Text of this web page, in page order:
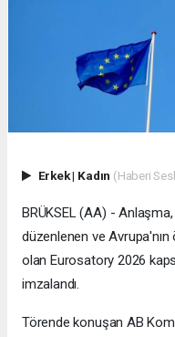
Erkek| Kadın (Haberi
BRÜKSEL (AA) -
düzenlenen ve
olan Eurosatory 2026
imzalandı.
Törende konuşan AB